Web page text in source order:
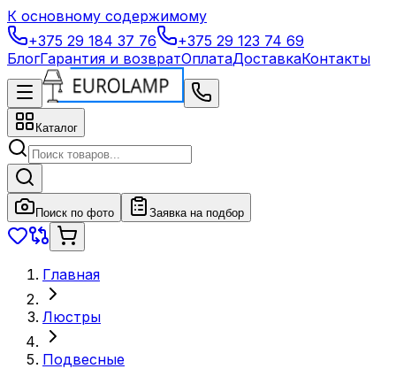
К основному содержимому
+375 29 184 37 76
+375 29 123 74 69
БлогГарантия и возвратОплатаДоставкаКонтакты
Каталог
Поиск по фото Заявка на подбор
Главная
Люстры
Подвесные